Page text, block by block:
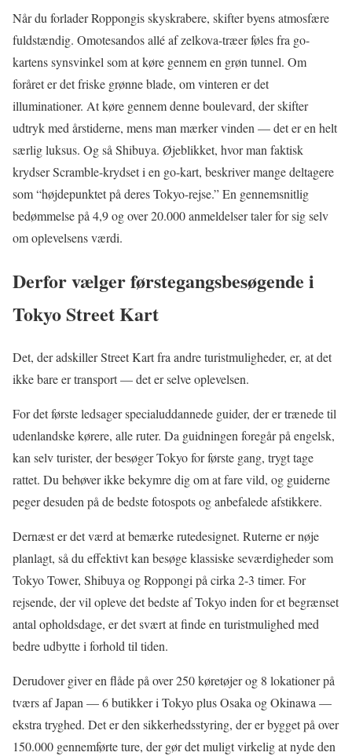
Når du forlader Roppongis skyskrabere, skifter byens atmosfære
fuldstændig. Omotesandos allé af zelkova-træer føles fra go-
kartens synsvinkel som at køre gennem en grøn tunnel. Om
foråret er det friske grønne blade, om vinteren er det
illuminationer. At køre gennem denne boulevard, der skifter
udtryk med årstiderne, mens man mærker vinden — det er en helt
særlig luksus. Og så Shibuya. Øjeblikket, hvor man faktisk
krydser Scramble-krydset i en go-kart, beskriver mange deltagere
som “højdepunktet på deres Tokyo-rejse.” En gennemsnitlig
bedømmelse på 4,9 og over 20.000 anmeldelser taler for sig selv
om oplevelsens værdi.
Derfor vælger førstegangsbesøgende i
Tokyo Street Kart
Det, der adskiller Street Kart fra andre turistmuligheder, er, at det
ikke bare er transport — det er selve oplevelsen.
For det første ledsager specialuddannede guider, der er trænede til
udenlandske kørere, alle ruter. Da guidningen foregår på engelsk,
kan selv turister, der besøger Tokyo for første gang, trygt tage
rattet. Du behøver ikke bekymre dig om at fare vild, og guiderne
peger desuden på de bedste fotospots og anbefalede afstikkere.
Dernæst er det værd at bemærke rutedesignet. Ruterne er nøje
planlagt, så du effektivt kan besøge klassiske seværdigheder som
Tokyo Tower, Shibuya og Roppongi på cirka 2-3 timer. For
rejsende, der vil opleve det bedste af Tokyo inden for et begrænset
antal opholdsdage, er det svært at finde en turistmulighed med
bedre udbytte i forhold til tiden.
Derudover giver en flåde på over 250 køretøjer og 8 lokationer på
tværs af Japan — 6 butikker i Tokyo plus Osaka og Okinawa —
ekstra tryghed. Det er den sikkerhedsstyring, der er bygget på over
150.000 gennemførte ture, der gør det muligt virkelig at nyde den